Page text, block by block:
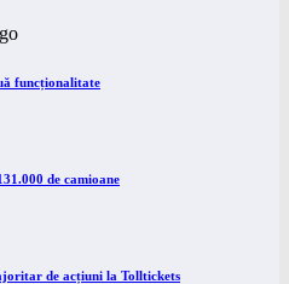
funcționalitate
de camioane
de acțiuni la Tolltickets